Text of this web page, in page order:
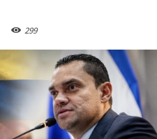
299